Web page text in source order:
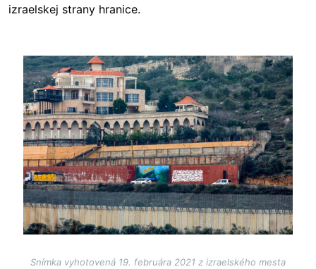
izraelskej strany hranice.
Image
Snímka vyhotovená 19. februára 2021 z izraelského mesta